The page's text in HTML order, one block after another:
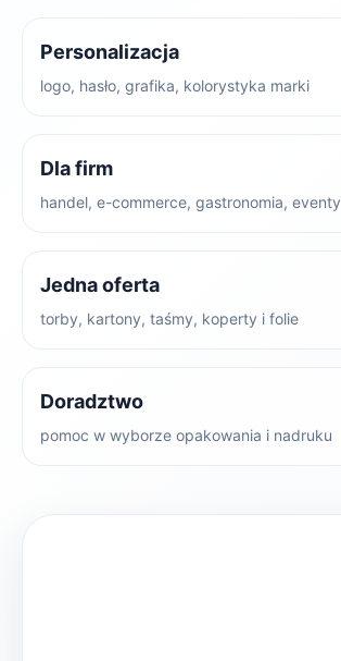
Personalizacja
logo, hasło, grafika, kolorystyka marki
Dla firm
handel, e-commerce, gastronomia, eventy
Jedna oferta
torby, kartony, taśmy, koperty i folie
Doradztwo
pomoc w wyborze opakowania i nadruku